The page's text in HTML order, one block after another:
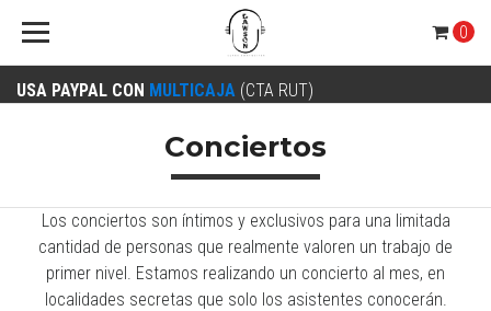
USA PAYPAL CON MULTICAJA (CTA RUT)
0
Conciertos
Los conciertos son íntimos y exclusivos para una limitada
cantidad de personas que realmente valoren un trabajo de
primer nivel. Estamos realizando un concierto al mes, en
localidades secretas que solo los asistentes conocerán.